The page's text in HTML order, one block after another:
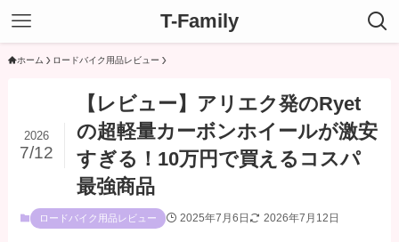
T-Family
ホーム ロードバイク用品レビュー
【レビュー】アリエク発のRyet
の超軽量カーボンホイールが激安
すぎる！10万円で買えるコスパ
最強商品
2026
7/12
ロードバイク用品レビュー 2025年7月6日 2026年7月12日